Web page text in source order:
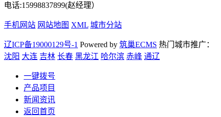
电话:15998837899(赵经理）
手机网站 网站地图 XML 城市分站
辽ICP备19000129号-1 Powered by 筑巢ECMS 热门城市推广：
沈阳 大连 吉林 长春 黑龙江 哈尔滨 赤峰 通辽
一键拨号
产品项目
新闻资讯
返回首页